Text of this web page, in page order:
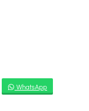
WhatsApp